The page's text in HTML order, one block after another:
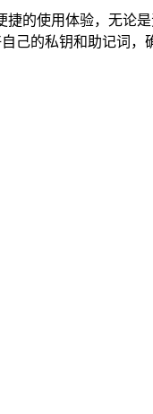
的使用体验，无论
己的私钥和助记词